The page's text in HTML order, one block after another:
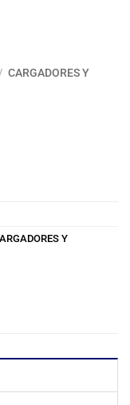
CARGADORES Y
Y